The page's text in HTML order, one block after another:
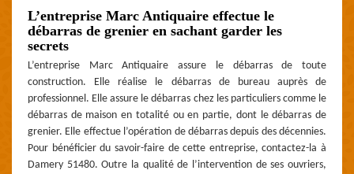
L’entreprise Marc Antiquaire effectue le
débarras de grenier en sachant garder les
secrets
L’entreprise Marc Antiquaire assure le débarras de toute
construction. Elle réalise le débarras de bureau auprès de
professionnel. Elle assure le débarras chez les particuliers comme le
débarras de maison en totalité ou en partie, dont le débarras de
grenier. Elle effectue l’opération de débarras depuis des décennies.
Pour bénéficier du savoir-faire de cette entreprise, contactez-la à
Damery 51480. Outre la qualité de l’intervention de ses ouvriers,